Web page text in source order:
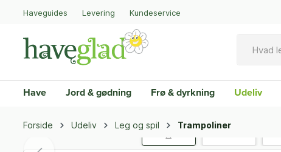
Haveguides Levering Kundeservice
Have Jord & gødning Frø & dyrkning Udeliv
Forside Udeliv Leg og spil Trampoliner